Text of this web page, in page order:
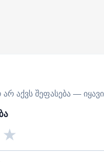
აქვს შეფასება —
★